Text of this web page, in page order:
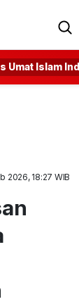
Umat Islam
2026, 18:27 WIB